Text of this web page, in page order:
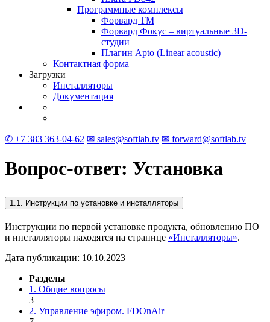
Программные комплексы
Форвард ТМ
Форвард Фокус – виртуальные 3D-
студии
Плагин Apto (Linear acoustic)
Контактная форма
Загрузки
Инсталляторы
Документация
✆ +7 383 363-04-62 ✉ sales@softlab.tv ✉ forward@softlab.tv
Вопрос-ответ: Установка
1.1. Инструкции по установке и инсталляторы
Инструкции по первой установке продукта, обновлению ПО
и инсталляторы находятся на странице «Инсталляторы».
Дата публикации: 10.10.2023
Разделы
1. Общие вопросы
3
2. Управление эфиром. FDOnAir